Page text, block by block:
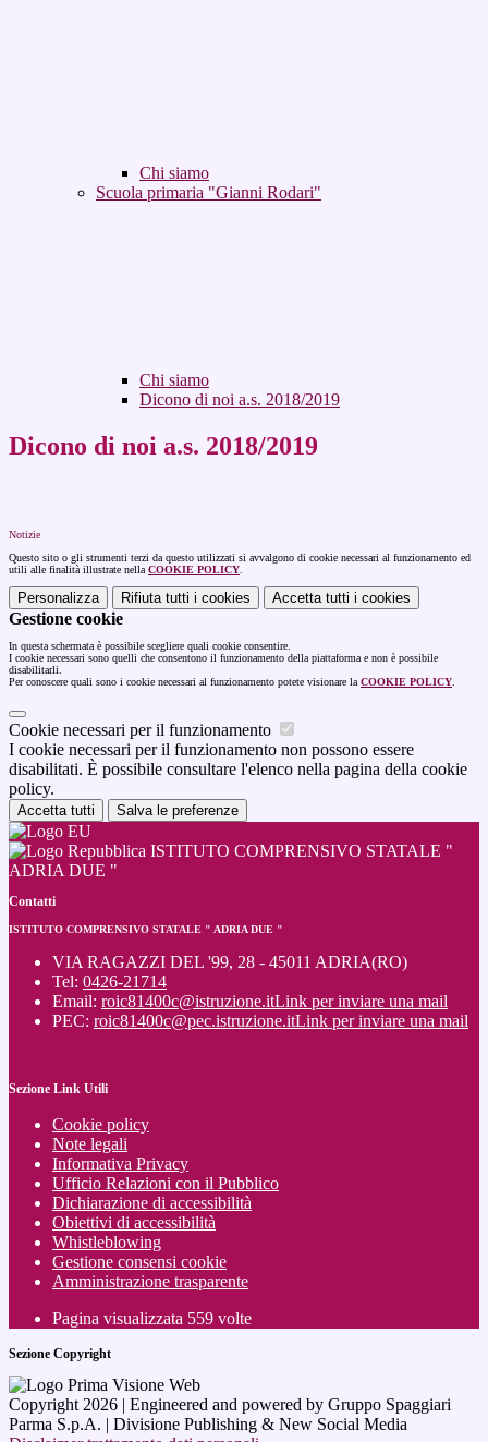
Chi siamo
Scuola primaria "Gianni Rodari"
Chi siamo
Dicono di noi a.s. 2018/2019
Dicono di noi a.s. 2018/2019
Notizie
Questo sito o gli strumenti terzi da questo utilizzati si avvalgono di cookie necessari al funzionamento ed
utili alle finalità illustrate nella COOKIE POLICY
Personalizza Rifiuta tutti i cookies Accetta tutti i cookies
Gestione cookie
In questa schermata è possibile scegliere quali cookie consentire.
I cookie necessari sono quelli che consentono il funzionamento della piattaforma e non è possibile
disabilitarli.
Per conoscere quali sono i cookie necessari al funzionamento potete visionare la COOKIE POLICY
Cookie necessari per il funzionamento
I cookie necessari per il funzionamento non possono essere
disabilitati. È possibile consultare l'elenco nella pagina della cookie
policy.
Accetta tutti Salva le preferenze
ISTITUTO COMPRENSIVO STATALE "
ADRIA DUE "
Contatti
ISTITUTO COMPRENSIVO STATALE " ADRIA DUE "
VIA RAGAZZI DEL '99, 28 - 45011 ADRIA(RO)
Tel: 0426-21714
Email: roic81400c@istruzione.itLink per inviare una mail
PEC: roic81400c@pec.istruzione.itLink per inviare una mail
Sezione Link Utili
Cookie policy
Note legali
Informativa Privacy
Ufficio Relazioni con il Pubblico
Dichiarazione di accessibilità
Obiettivi di accessibilità
Whistleblowing
Gestione consensi cookie
Amministrazione trasparente
Pagina visualizzata 559 volte
Sezione Copyright
Copyright 2026 | Engineered and powered by Gruppo Spaggiari
Parma S.p.A. | Divisione Publishing & New Social Media